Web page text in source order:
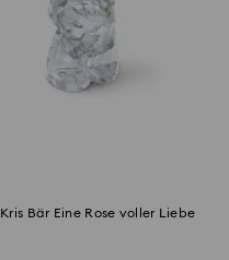
Kris Bär Eine Rose voller Liebe